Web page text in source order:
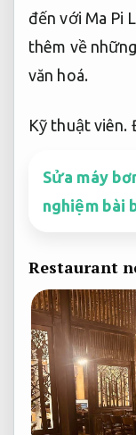
đến với Ma Pi
thêm về
văn hoá.
Kỹ thuật viên.
Sửa máy
nghiệm bài
Restaurant